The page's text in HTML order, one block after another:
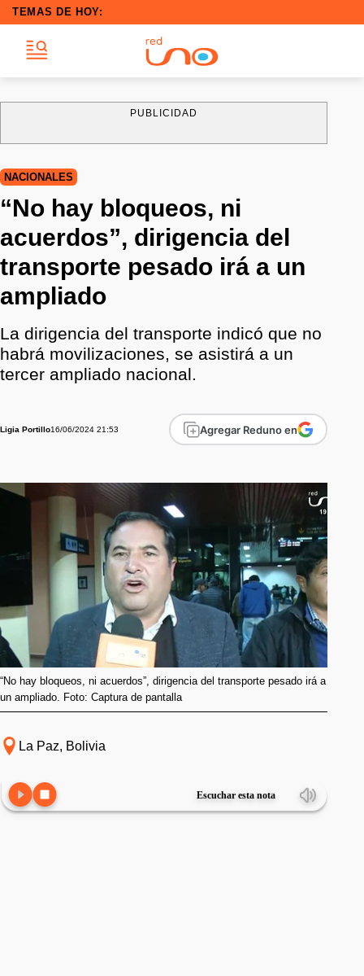
TEMAS DE HOY:
PUBLICIDAD
NACIONALES
“No hay bloqueos, ni
acuerdos”, dirigencia del
transporte pesado irá a un
ampliado
La dirigencia del transporte indicó que no
habrá movilizaciones, se asistirá a un
tercer ampliado nacional.
Ligia Portillo16/06/2024 21:53 Agregar Reduno en
“No hay bloqueos, ni acuerdos”, dirigencia del transporte pesado irá a
un ampliado. Foto: Captura de pantalla
La Paz, Bolivia
Escuchar esta nota